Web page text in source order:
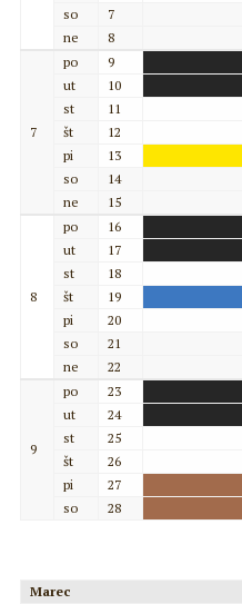
so
7
ne
8
7
po
9
ut
10
st
11
št
12
pi
13
so
14
ne
15
8
po
16
ut
17
st
18
št
19
pi
20
so
21
ne
22
9
po
23
ut
24
st
25
št
26
pi
27
so
28
Marec